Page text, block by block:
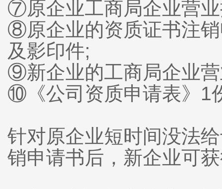
⑦原企业工商局企业营
⑧原企业的资质证书注
及影印件;
⑨新企业的工商局企业
⑩《公司资质申请表》1
针对原企业短时间没法
销申请书后，新企业可